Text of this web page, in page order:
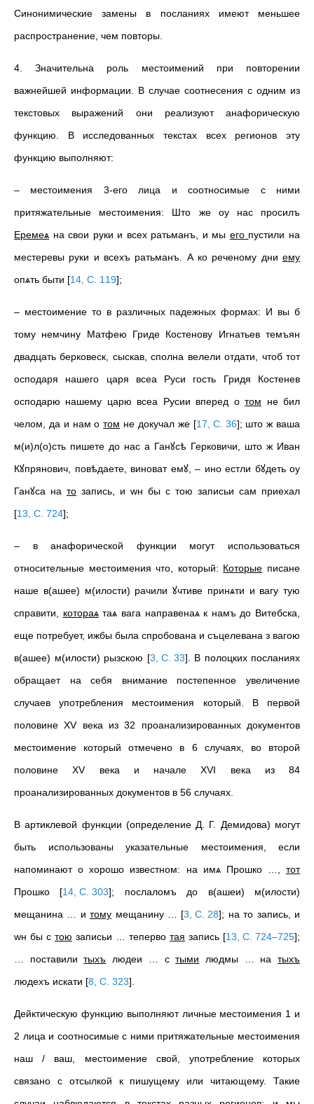
Синонимические замены в посланиях имеют меньшее
распространение, чем повторы.
4. Значительна роль местоимений при повторении
важнейшей информации. В случае соотнесения с одним из
текстовых выражений они реализуют анафорическую
функцию. В исследованных текстах всех регионов эту
функцию выполняют:
– местоимения 3-его лица и соотносимые с ними
притяжательные местоимения: Што же оу нас просилъ
Еремеѧ на свои руки и всех ратьманъ, и мы его пустили на
местеревы руки и всехъ ратьманъ. А ко реченому дни ему
опѧть быти [14, С. 119];
– местоимение то в различных падежных формах: И вы б
тому немчину Матфею Гриде Костенову Игнатьев темъян
двадцать берковеск, сыскав, сполна велели отдати, чтоб тот
осподаря нашего царя всеа Руси гость Гридя Костенев
осподарю нашему царю всеа Русии вперед отом не бил
челом, да и нам отом не докучал же [17, С. 36]; што ж ваша
м(и)л(о)сть пишете до нас а Ганꙋсѣ Герковичи, што ж Иван
Кꙋпрянович, повѣдаете, виноват емꙋ, – ино естли бꙋдеть оу
Ганꙋса на то запись, и wн бы с тою записьи сам приехал
[13, С. 724];
– в анафорической функции могут использоваться
относительные местоимения что, который: Которые писане
наше в(ашее) м(илости) рачили ꙋчтиве принѧти и вагу тую
справити, котораѧтаѧ вага направенаѧ к намъ до Витебска,
еще потребует, ижбы была спробована и съцелевана з вагою
в(ашее) м(илости) рызскою [3, С. 33] . В полоцких посланиях
обращает на себя внимание постепенное увеличение
случаев употребления местоимения который. В первой
половине XV века из 32 проанализированных документов
местоимение который отмечено в 6 случаях, во второй
половине XV века и начале XVI века из 84
проанализированных документов в 56 случаях.
В артиклевой функции (определение Д. Г. Демидова) могут
быть использованы указательные местоимения, если
напоминают о хорошо известном: на имѧ Прошко …, тот
Прошко [14, С. 303]; послаломъ до в(ашеи) м(илости)
мещанина … итому мещанину … [3, С. 28]; на то запись, и
wн бы с тою записьи … теперво тая запись [13, С. 724–725];
… поставилитыхъ людеи … стыми людмы … натыхъ
людехъ искати [8, С. 323]
Дейктическую функцию выполняют личные местоимения 1 и
2 лица и соотносимые с ними притяжательные местоимения
наш / ваш, местоимение свой, употребление которых
связано с отсылкой к пишущему или читающему. Такие